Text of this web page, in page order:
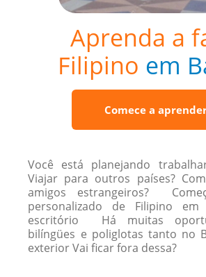
Aprenda a
Filipino em
Comece a
Você está planejando
Viajar para outros países?
amigos estrangeiros?
personalizado de Filipino
escritório Há muitas
bilíngües e poliglotas tanto no
exterior Vai ficar fora dessa?